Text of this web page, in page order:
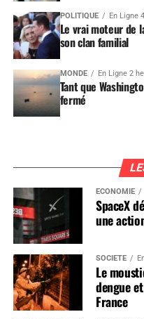
POLITIQUE En Ligne
Le vrai moteur de
son clan familial
MONDE En Ligne 2
Tant que
fermé
ÉCONOMIE
SpaceX
une
SOCIÉTÉ
Le
dengue
France